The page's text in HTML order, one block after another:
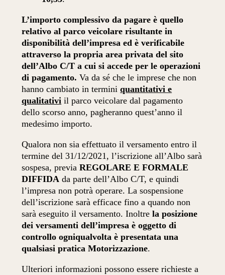
L’importo complessivo da pagare è quello
relativo al parco veicolare risultante in
disponibilità dell’impresa ed è verificabile
attraverso la propria area privata del sito
dell’Albo C/T a cui si accede per le operazioni
di pagamento.Va da sé che le imprese che non
hanno cambiato in terminiquantitativi e
qualitativi il parco veicolare dal pagamento
dello scorso anno, pagheranno quest’anno il
medesimo importo.
Qualora non sia effettuato il versamento entro il
termine del 31/12/2021, l’iscrizione all’Albo sarà
sospesa, previaREGOLARE E FORMALE
DIFFIDA da parte dell’Albo C/T, e quindi
l’impresa non potrà operare. La sospensione
dell’iscrizione sarà efficace fino a quando non
sarà eseguito il versamento. Inoltrela posizione
dei versamenti dell’impresa è oggetto di
controllo ogniqualvolta è presentata una
qualsiasi pratica Motorizzazione.
Ulteriori informazioni possono essere richieste a